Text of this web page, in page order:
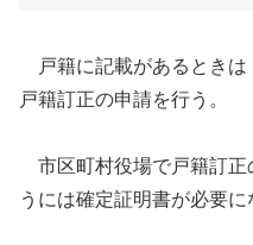
戸籍に記載があるときは
戸籍訂正の申請を行う。
市区町村役場で戸籍訂正
うには確定証明書が必要に